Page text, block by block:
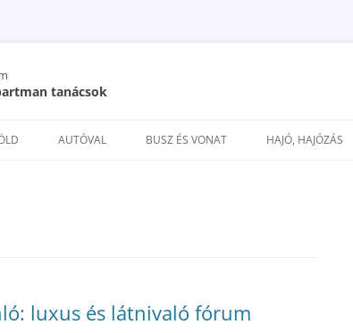
tanácsok
a
AUTÓVAL BUSZ ÉS VONAT HAJÓ, HAJÓZÁS
luxus és látnivaló fórum